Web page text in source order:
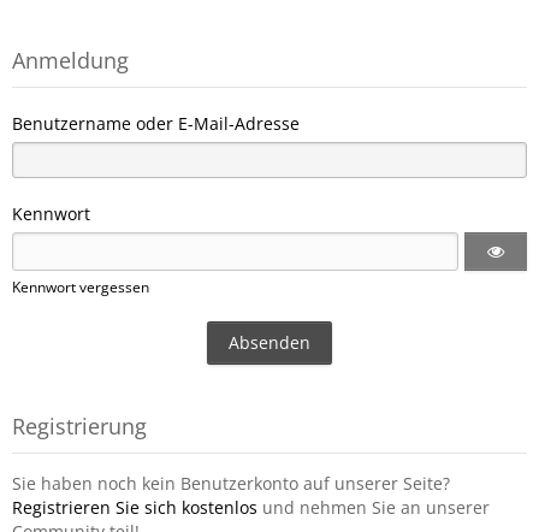
Anmeldung
Benutzername oder E-Mail-Adresse
Kennwort
Kennwort vergessen
Registrierung
Sie haben noch kein Benutzerkonto auf unserer Seite?
Registrieren Sie sich kostenlos und nehmen Sie an unserer